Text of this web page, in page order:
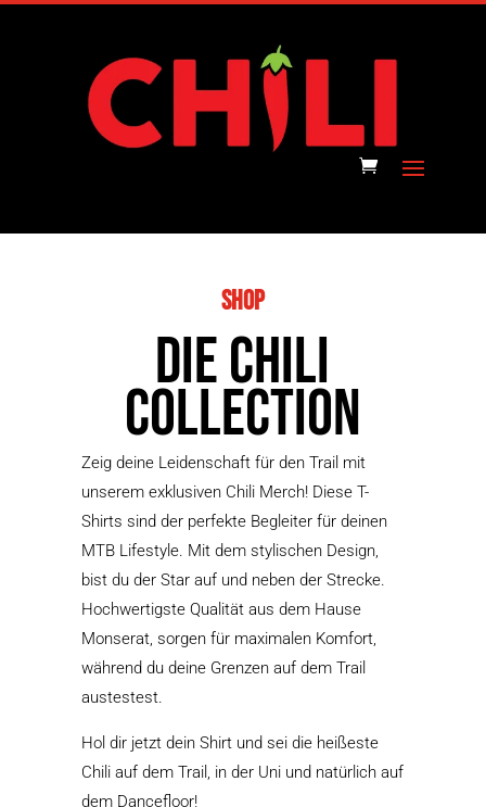
Shop
Die Chili
Collection
Zeig deine Leidenschaft für den Trail mit
unserem exklusiven Chili Merch! Diese T-
Shirts sind der perfekte Begleiter für deinen
MTB Lifestyle. Mit dem stylischen Design,
bist du der Star auf und neben der Strecke.
Hochwertigste Qualität aus dem Hause
Monserat, sorgen für maximalen Komfort,
während du deine Grenzen auf dem Trail
austestest.
Hol dir jetzt dein Shirt und sei die heißeste
Chili auf dem Trail, in der Uni und natürlich auf
dem Dancefloor!